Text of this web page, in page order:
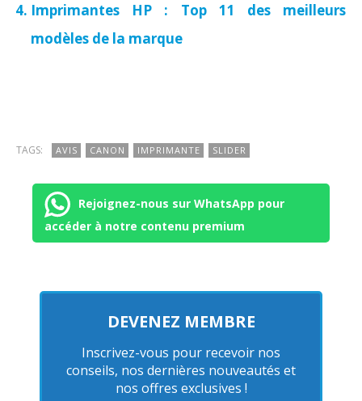
Imprimantes HP : Top 11 des meilleurs
modèles de la marque
TAGS: AVIS CANON IMPRIMANTE SLIDER
Rejoignez-nous sur WhatsApp pour
accéder à notre contenu premium
DEVENEZ MEMBRE
Inscrivez-vous pour recevoir nos
conseils, nos dernières nouveautés et
nos offres exclusives !